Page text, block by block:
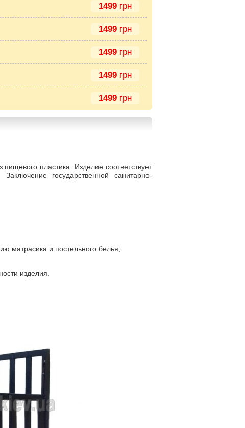
1499 грн
1499 грн
1499 грн
1499 грн
1499 грн
пластика. Изделие соответствует
государственной санитарно-
матрасика и постельного белья;
изделия.